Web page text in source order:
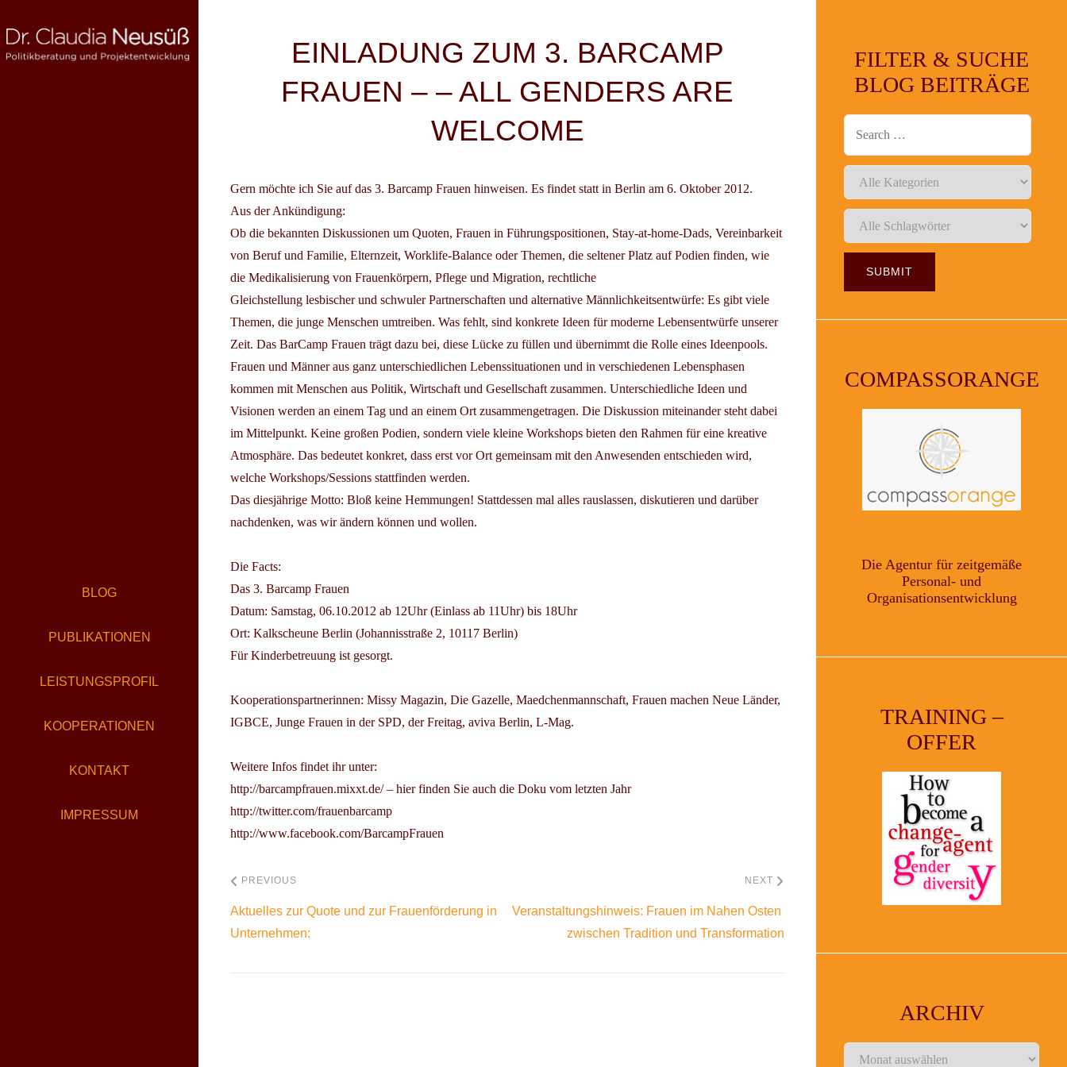
to
content
BLOG
PUBLIKATIONEN
LEISTUNGSPROFIL
KOOPERATIONEN
KONTAKT
IMPRESSUM
EINLADUNG ZUM 3. BARCAMP
FRAUEN – – ALL GENDERS ARE
WELCOME
Gern möchte ich Sie auf das 3. Barcamp Frauen hinweisen. Es findet statt in Berlin am 6. Oktober 2012.
Aus der Ankündigung:
Ob die bekannten Diskussionen um Quoten, Frauen in Führungspositionen, Stay-at-home-Dads, Vereinbarkeit
von Beruf und Familie, Elternzeit, Worklife-Balance oder Themen, die seltener Platz auf Podien finden, wie
die Medikalisierung von Frauenkörpern, Pflege und Migration, rechtliche
Gleichstellung lesbischer und schwuler Partnerschaften und alternative Männlichkeitsentwürfe: Es gibt viele
Themen, die junge Menschen umtreiben. Was fehlt, sind konkrete Ideen für moderne Lebensentwürfe unserer
Zeit. Das BarCamp Frauen trägt dazu bei, diese Lücke zu füllen und übernimmt die Rolle eines Ideenpools.
Frauen und Männer aus ganz unterschiedlichen Lebenssituationen und in verschiedenen Lebensphasen
kommen mit Menschen aus Politik, Wirtschaft und Gesellschaft zusammen. Unterschiedliche Ideen und
Visionen werden an einem Tag und an einem Ort zusammengetragen. Die Diskussion miteinander steht dabei
im Mittelpunkt. Keine großen Podien, sondern viele kleine Workshops bieten den Rahmen für eine kreative
Atmosphäre. Das bedeutet konkret, dass erst vor Ort gemeinsam mit den Anwesenden entschieden wird,
welche Workshops/Sessions stattfinden werden.
Das diesjährige Motto: Bloß keine Hemmungen! Stattdessen mal alles rauslassen, diskutieren und darüber
nachdenken, was wir ändern können und wollen.
Die Facts:
Das 3. Barcamp Frauen
Datum: Samstag, 06.10.2012 ab 12Uhr (Einlass ab 11Uhr) bis 18Uhr
Ort: Kalkscheune Berlin (Johannisstraße 2, 10117 Berlin)
Für Kinderbetreuung ist gesorgt.
Kooperationspartnerinnen: Missy Magazin, Die Gazelle, Maedchenmannschaft, Frauen machen Neue Länder,
IGBCE, Junge Frauen in der SPD, der Freitag, aviva Berlin, L-Mag.
Weitere Infos findet ihr unter:
http://barcampfrauen.mixxt.de/ – hier finden Sie auch die Doku vom letzten Jahr
http://twitter.com/frauenbarcamp
http://www.facebook.com/BarcampFrauen
Beitragsnavigation
PREVIOUS
Aktuelles zur Quote und zur Frauenförderung in
Unternehmen:
NEXT
Veranstaltungshinweis: Frauen im Nahen Osten 
zwischen Tradition und Transformation
FILTER & SUCHE
BLOG BEITRÄGE
COMPASSORANGE
Die Agentur für zeitgemäße
Personal- und
Organisationsentwicklung
TRAINING –
OFFER
ARCHIV
Archiv